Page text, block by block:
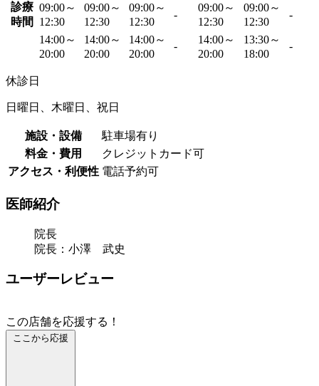
診療
時間
09:00～
12:30
09:00～
12:30
09:00～
12:30
-
09:00～
12:30
09:00～
12:30
-
14:00～
20:00
14:00～
20:00
14:00～
20:00
-
14:00～
20:00
13:30～
18:00
-
休診日
日曜日、木曜日、祝日
施設・設備
駐車場有り
料金・費用
クレジットカード可
アクセス・利便性 電話予約可
医師紹介
院長
院長：小澤 武史
ユーザーレビュー
この店舗を応援する！
ここから応援